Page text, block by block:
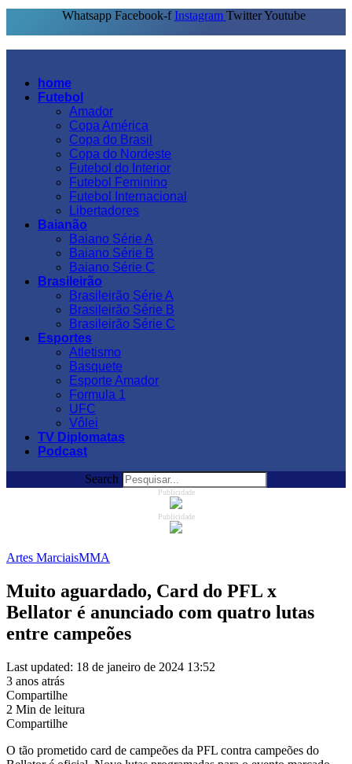
Whatsapp Facebook-f Instagram Twitter Youtube
home
Futebol
Amador
Copa América
Copa do Brasil
Copa do Nordeste
Futebol do Interior
Futebol Feminino
Futebol Internacional
Libertadores
Baianão
Baiano Série A
Baiano Série B
Baiano Série C
Brasileirão
Brasileirão Série A
Brasileirão Série B
Brasileirão Série C
Esportes
Atletismo
Basquete
Esporte Amador
Formula 1
UFC
Vôlei
TV Diplomatas
Podcast
Search
Publicidade
Publicidade
Artes MarciaisMMA
Muito aguardado, Card do PFL x
Bellator é anunciado com quatro lutas
entre campeões
Last updated: 18 de janeiro de 2024 13:52
3 anos atrás
Compartilhe
2 Min de leitura
Compartilhe
O tão prometido card de campeões da PFL contra campeões do